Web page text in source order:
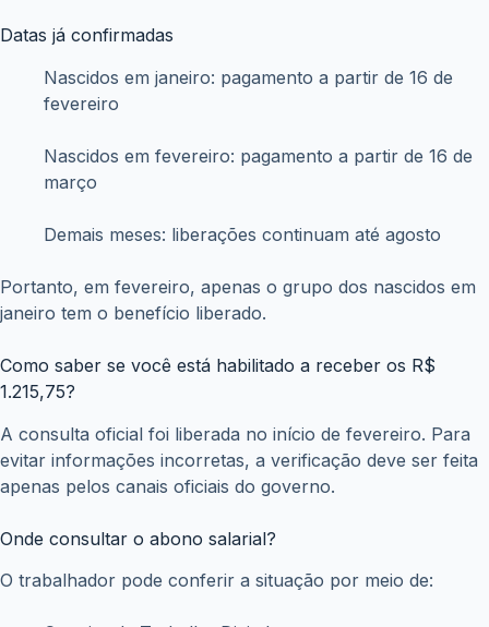
Datas já confirmadas
Nascidos em janeiro: pagamento a partir de 16 de
fevereiro
Nascidos em fevereiro: pagamento a partir de 16 de
março
Demais meses: liberações continuam até agosto
Portanto, em fevereiro, apenas o grupo dos nascidos em
janeiro tem o benefício liberado.
Como saber se você está habilitado a receber os R$
1.215,75?
A consulta oficial foi liberada no início de fevereiro. Para
evitar informações incorretas, a verificação deve ser feita
apenas pelos canais oficiais do governo.
Onde consultar o abono salarial?
O trabalhador pode conferir a situação por meio de: